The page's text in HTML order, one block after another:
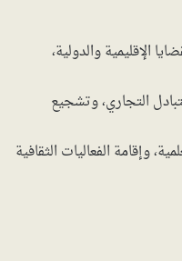
الإقليمية والدولية،
التجاري، وتشجيع
وإقامة الفعاليات الثقافية